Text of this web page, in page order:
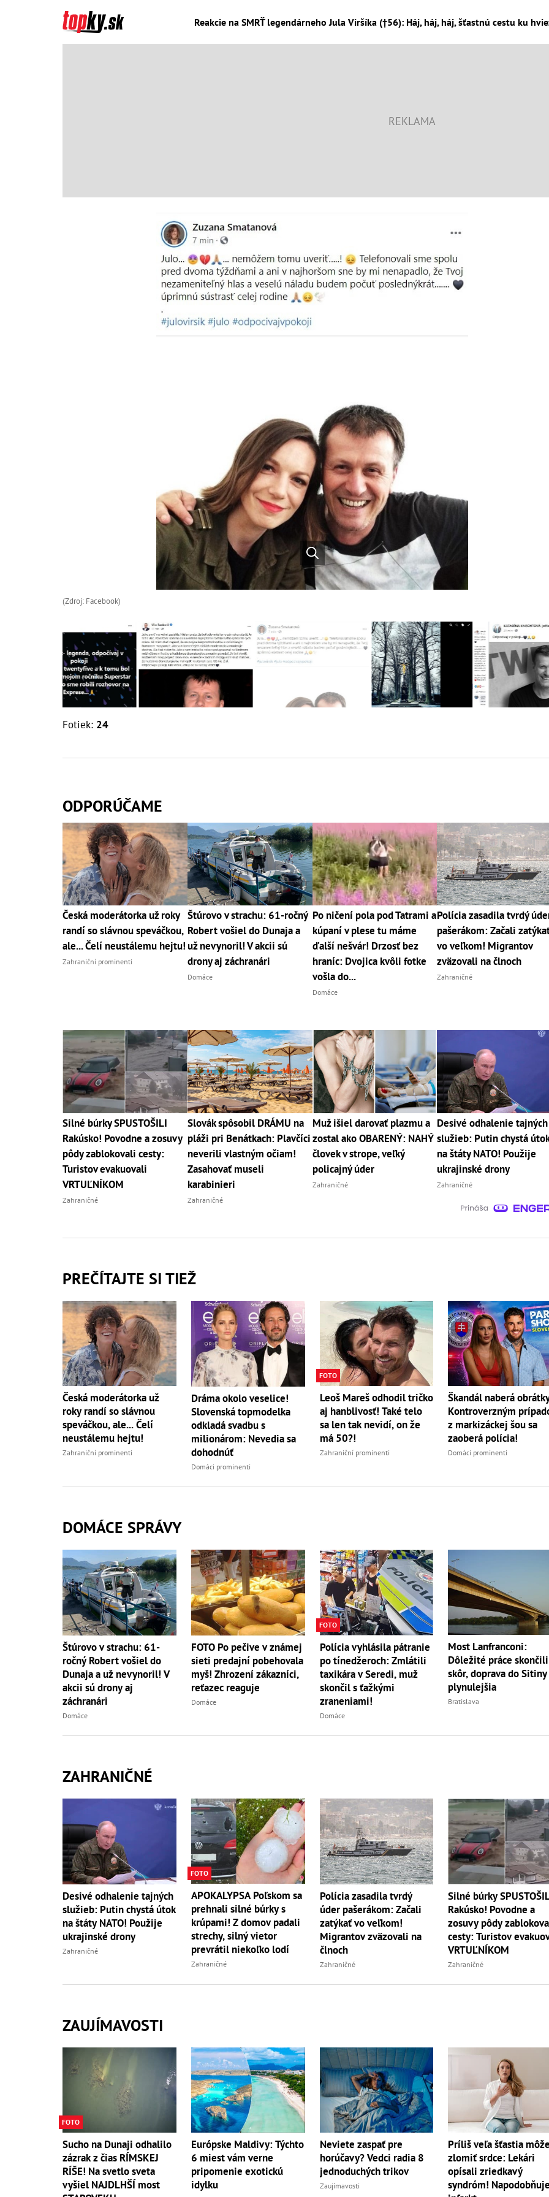
Reakcie na SMRŤ legendárneho Jula Viršíka (†56): Háj, háj, háj, šťastnú cestu ku
(Zdroj: Facebook)
Fotiek: 24
ODPORÚČAME
Česká moderátorka už roky
randí so slávnou speváčkou,
ale... Čelí neustálemu hejtu!
Zahraniční prominenti
Štúrovo v strachu: 61-ročný
Robert vošiel do Dunaja a
už nevynoril! V akcii sú
drony aj záchranári
Domáce
Po ničení pola pod Tatrami a
kúpaní v plese tu máme
ďalší nešvár! Drzosť bez
hraníc: Dvojica kvôli fotke
vošla do...
Domáce
Polícia zasadila tvrdý
pašerákom: Začali
vo veľkom! Migrantov
zväzovali na člnoch
Zahraničné
Silné búrky SPUSTOŠILI
Rakúsko! Povodne a zosuvy
pôdy zablokovali cesty:
Turistov evakuovali
VRTUĽNÍKOM
Zahraničné
Slovák spôsobil DRÁMU na
pláži pri Benátkach: Plavčíci
neverili vlastným očiam!
Zasahovať museli
karabinieri
Zahraničné
Muž išiel darovať plazmu a
zostal ako OBARENÝ: NAHÝ
človek v strope, veľký
policajný úder
Zahraničné
Desivé odhalenie tajných
služieb: Putin chystá
na štáty NATO! Použije
ukrajinské drony
Zahraničné
PREČÍTAJTE SI TIEŽ
Česká moderátorka už
roky randí so slávnou
speváčkou, ale... Čelí
neustálemu hejtu!
Zahraniční prominenti
Dráma okolo veselice!
Slovenská topmodelka
odkladá svadbu s
milionárom: Nevedia sa
dohodnúť
Domáci prominenti
FOTO
Leoš Mareš odhodil tričko
aj hanblivosť! Také telo
sa len tak nevidí, on že
má 50?!
Zahraniční prominenti
Škandál naberá
Kontroverzným
z markizáckej šou sa
zaoberá polícia!
Domáci prominenti
DOMÁCE SPRÁVY
Štúrovo v strachu: 61-
ročný Robert vošiel do
Dunaja a už nevynoril! V
akcii sú drony aj
záchranári
Domáce
FOTO Po pečive v známej
sieti predajní pobehovala
myš! Zhrození zákazníci,
reťazec reaguje
Domáce
FOTO
Polícia vyhlásila pátranie
po tínedžeroch: Zmlátili
taxikára v Seredi, muž
skončil s ťažkými
zraneniami!
Domáce
Most Lanfranconi:
Dôležité práce skončili
skôr, doprava do
plynulejšia
Bratislava
ZAHRANIČNÉ
Desivé odhalenie tajných
služieb: Putin chystá útok
na štáty NATO! Použije
ukrajinské drony
Zahraničné
FOTO
APOKALYPSA Poľskom sa
prehnali silné búrky s
krúpami! Z domov padali
strechy, silný vietor
prevrátil niekoľko lodí
Zahraničné
Polícia zasadila tvrdý
úder pašerákom: Začali
zatýkať vo veľkom!
Migrantov zväzovali na
člnoch
Zahraničné
Silné búrky
Rakúsko! Povodne a
zosuvy pôdy
cesty: Turistov
VRTUĽNÍKOM
Zahraničné
ZAUJÍMAVOSTI
FOTO
Sucho na Dunaji odhalilo
zázrak z čias RÍMSKEJ
RÍŠE! Na svetlo sveta
vyšiel NAJDLHŠÍ most
Európske Maldivy: Týchto
6 miest vám verne
pripomenie exotickú
idylku
Neviete zaspať pre
horúčavy? Vedci radia 8
jednoduchých trikov
Zaujímavosti
Príliš veľa šťastia
zlomiť srdce: Lekári
opísali zriedkavý
syndróm!